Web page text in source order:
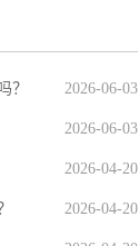
2026-06-03
？
2026-06-03
2026-04-20
2026-04-20